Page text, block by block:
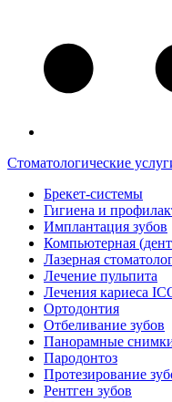
Стоматологические
Брекет-системы
Гигиена и
Имплантация зубов
Компьютерная
Лазерная
Лечение пульпита
Лечения кариеса
Ортодонтия
Отбеливание зубов
Панорамные
Пародонтоз
Протезирование
Рентген зубов